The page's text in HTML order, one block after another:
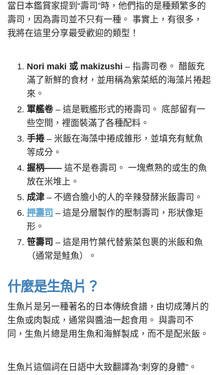
當日本鑑賞家提到“壽司”時，他們指的是種類繁多的
壽司，因為壽司並不只有一種。 事實上，有很多，
我將在這里分享最受歡迎的類型！
Nori maki 或 makizushi – 指壽司卷。 醋飯充
滿了新鮮的食材，並用稱為紫菜紙的海藻片捲起
來。
軍艦卷– 這是戰艦形式的捲壽司。 底部留有一
些空間，裡面裝滿了各種配料。
手捲– 米飯在海藻中捲成錐形，並填充有魷魚
等成分。
握柄—— 這不是卷壽司。 一塊煮熟的或生的魚
放在米堆上。
成津 – 不適合膽小的人的辛辣發酵米飯壽司。
押壽司 – 這是分層製作的壓制壽司，形狀像矩
形。
笹壽司 – 這是用竹葉代替紫菜包裹的米飯和魚
（通常是鮭魚）。
什麼是生魚片？
生魚片是另一種著名的日本傳統食譜，由切成薄片的
生魚或肉製成，通常與醬油一起食用。 與壽司不
同，生魚片總是用生魚和海鮮製成，而不是配米飯。
生魚片這個詞在日語中大致翻譯為“刺穿的身體”。